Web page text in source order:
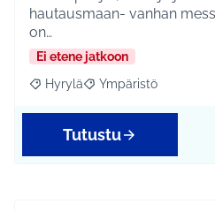
hautausmaan- vanhan
on…
Ei etene jatkoon
Rajaa tulokset aihepiirin
Hyrylä Rajaa tulokset
Ympäristö
Tutustu